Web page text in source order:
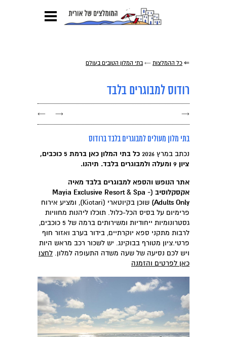
⇐ כל ההמלצות ← בתי המלון הטובים בעולם
רודוס למבוגרים בלבד
→
→
←
בתי מלון מעולים למבוגרים בלבד ברודוס
נכתב במרץ 2026
כל בתי המלון כאן ברמת 5 כוכבים,
ציון 9 ומעלה ולמבוגרים בלבד. תיהנו.
אתר הנופש והספא למבוגרים בלבד מאיה
אקסקלוסיב (Mayia Exclusive Resort & Spa -
Adults Only)
שוכן בקיוטארי (Kiotari), ומציע אירוח
פרימיום על בסיס הכל-כלול. תוכלו ליהנות מחוויות
גסטרונומיות ייחודיות ומשירותים ברמה של 5 כוכבים,
לרבות מתקני ספא יוקרתיים, בידור בערב ואזור חוף
פרטי.ציון מטורף בבוקינג. יש לשכור רכב מראש היות
ויש לכם נסיעה של שעה משדה התעופה למלון. לחצו
כאן לפרטים והזמנה